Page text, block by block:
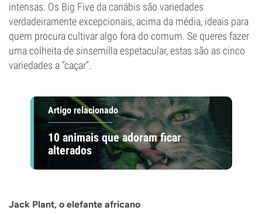
intensas. Os Big Five da canábis são variedades
verdadeiramente excepcionais, acima da média, ideais para
quem procura cultivar algo fora do comum. Se queres fazer
uma colheita de sinsemilla espetacular, estas são as cinco
variedades a “caçar”.
Artigo relacionado
10 animais que adoram ficar
alterados
Jack Plant, o elefante africano